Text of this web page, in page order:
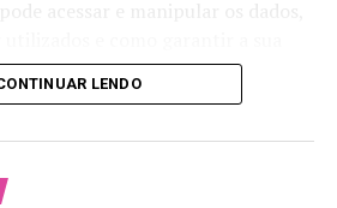
É um aspecto crítico para
deseja utilizar dados de maneira
de dados envolve:
LENDO